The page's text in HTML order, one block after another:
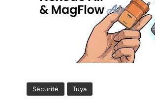
Sécurité Tuya